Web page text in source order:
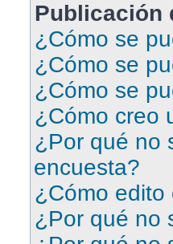
Publicación
¿Cómo se
¿Cómo se
¿Cómo se
¿Cómo creo
¿Por qué no
encuesta?
¿Cómo edito
¿Por qué no